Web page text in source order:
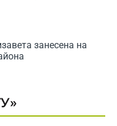
занесена на